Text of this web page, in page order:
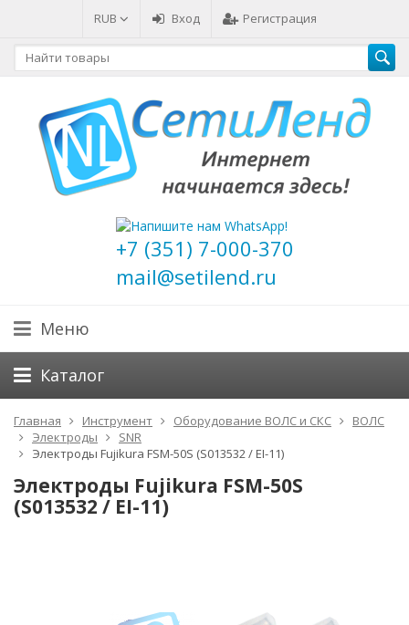
RUB Вход Регистрация
+7 (351) 7-000-370
mail@setilend.ru
Меню
Каталог
Главная Инструмент Оборудование ВОЛС и СКС
ВОЛС
Электроды
SNR
Электроды Fujikura FSM-50S (S013532 / EI-11)
Электроды Fujikura FSM-50S
(S013532 / EI-11)